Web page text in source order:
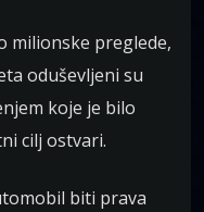
milionske preglede,
oduševljeni su
koje je bilo
cilj ostvari.
biti prava